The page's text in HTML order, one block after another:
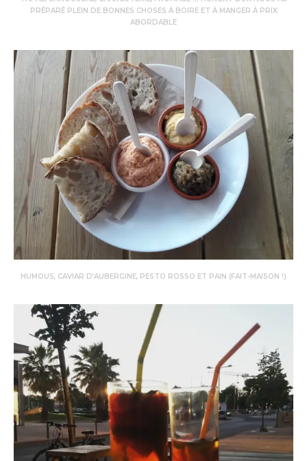
PRÉPARÉ PLEIN DE BONNES CHOSES À BOIRE ET À MANGER À PRIX
ABORDABLE
HUMOUS, CAVIAR D’AUBERGINE, PESTO ROSSO ET PAIN (FAIT-MAISON !)